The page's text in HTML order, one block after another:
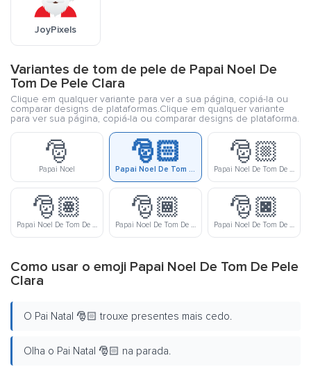
JoyPixels
Variantes de tom de pele de Papai Noel De
Tom De Pele Clara
Clique em qualquer variante para ver a sua página, copiá-la ou
comparar designs de plataformas.Clique em qualquer variante
para ver sua página, copiá-la ou comparar designs de plataforma.
🎅
Papai Noel
🎅🏻
Papai Noel De Tom De Pele Clara
🎅🏼
Papai Noel De Tom De Pele Meio Clara
🎅🏽
Papai Noel De Tom De Pele Médio
🎅🏾
Papai Noel De Tom De Pele Meio Escura
🎅🏿
Papai Noel De Tom De Pele Escura
Como usar o emoji Papai Noel De Tom De Pele
Clara
O Pai Natal 🎅🏻 trouxe presentes mais cedo.
Olha o Pai Natal 🎅🏻 na parada.